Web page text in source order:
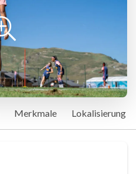
Merkmale Lokalisierung